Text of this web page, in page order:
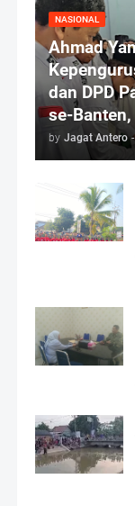
NASIONAL
Ahmad
dan DPD
se-
by Jagat Antero -